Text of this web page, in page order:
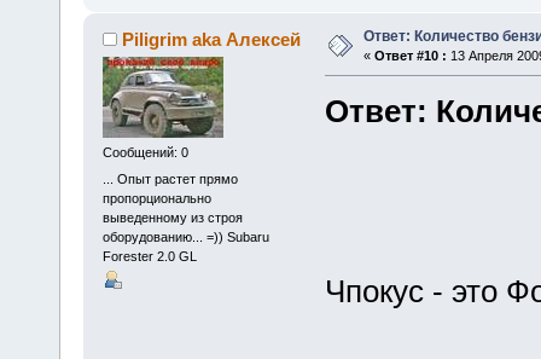
Piligrim aka Алексей
Сообщений: 0
... Опыт pастет пpямо
пpопоpционально
выведенномy из стpоя
обоpyдованию... =)) Subaru
Forester 2.0 GL
Ответ: Количество
« Ответ #10 : 13 Апреля
Ответ:
Чпокус - это